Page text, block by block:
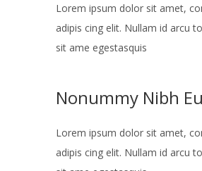
Lorem ipsum dolor sit amet,
adipis cing elit. Nullam id arcu
sit ame egestasquis
Nonummy Nibh
Lorem ipsum dolor sit amet,
adipis cing elit. Nullam id arcu